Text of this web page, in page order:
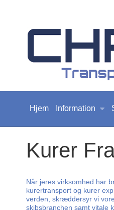
Hjem Information
Kurer
Når jeres virksomhed har
kurertransport og kurer
verden, skræddersyr vi
skibsbranchen samt vitale